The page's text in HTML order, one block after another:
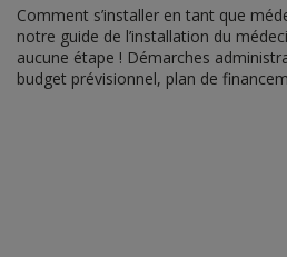
Comment s’installer en tant que
notre guide de l’installation du
aucune étape ! Démarches
budget prévisionnel, plan de